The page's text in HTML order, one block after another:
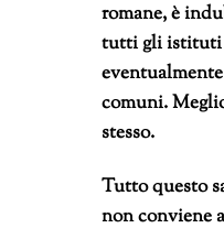
romane, è
tutti gli istituti
comuni.
stesso.
Tutto questo
non conviene